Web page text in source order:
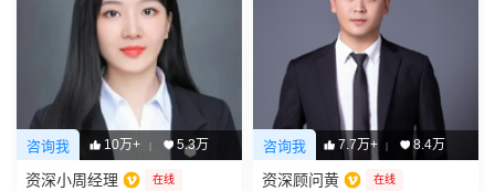
咨询我 10万+ | 5.3万
资深小周经理 在线
咨询我 7.7万+ | 8.4万
资深顾问黄 在线